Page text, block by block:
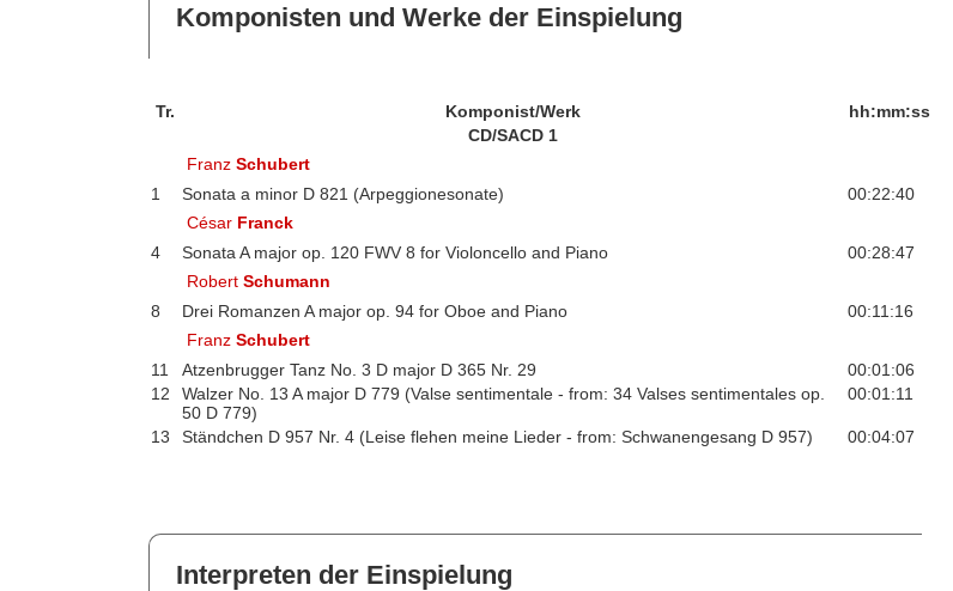
Komponisten und Werke der Einspielung
Tr. Komponist/Werk
hh:mm:ss
CD/SACD 1
FranzSchubert
1
Sonata a minor D 821 (Arpeggionesonate)
00:22:40
César Franck
4
Sonata A major op. 120 FWV 8 for Violoncello and Piano
00:28:47
RobertSchumann
8
Drei Romanzen A major op. 94 for Oboe and Piano
00:11:16
FranzSchubert
11
Atzenbrugger Tanz No. 3 D major D 365 Nr. 29
00:01:06
12
Walzer No. 13 A major D 779 (Valse sentimentale - from: 34 Valses sentimentales op.
50 D 779)
00:01:11
13 Ständchen D 957 Nr. 4 (Leise flehen meine Lieder - from: Schwanengesang D 957) 00:04:07
Interpreten der Einspielung